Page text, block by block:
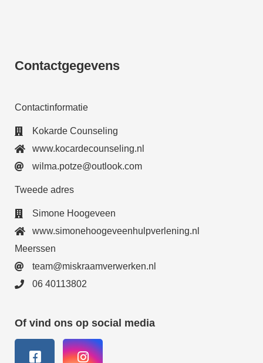
Contactgegevens
Contactinformatie
Kokarde Counseling
www.kocardecounseling.nl
wilma.potze@outlook.com
Tweede adres
Simone Hoogeveen
www.simonehoogeveenhulpverlening.nl
Meerssen
team@miskraamverwerken.nl
06 40113802
Of vind ons op social media